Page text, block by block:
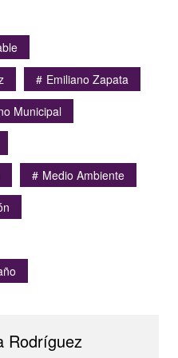
Emiliano Zapata
Municipal
Medio Ambiente
Rodríguez